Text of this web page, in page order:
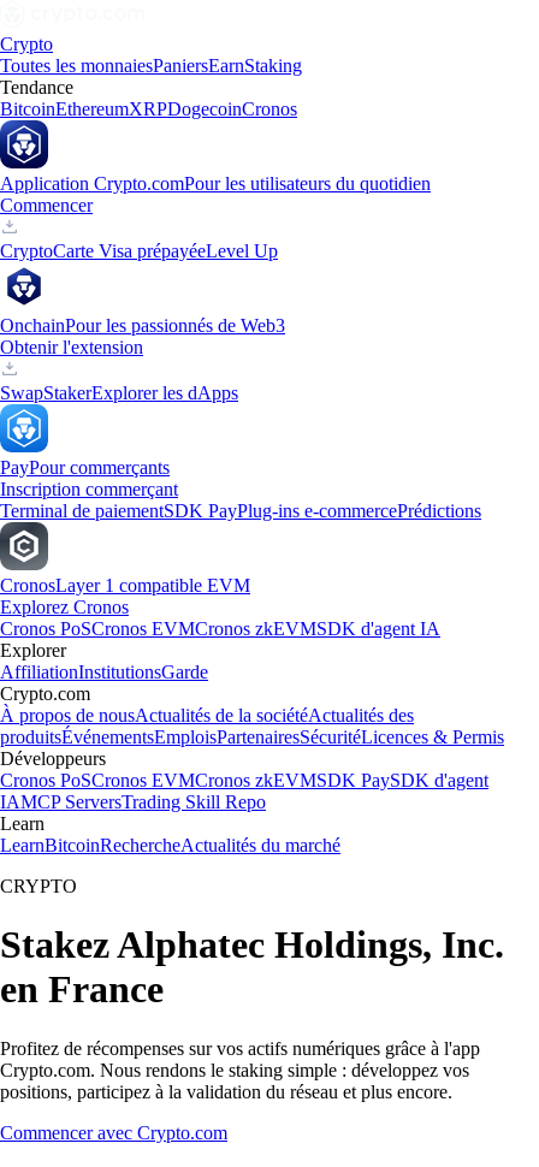
Crypto
Toutes les monnaiesPaniersEarnStaking
Tendance
BitcoinEthereumXRPDogecoinCronos
Application Crypto.comPour les utilisateurs du quotidien
Commencer
CryptoCarte Visa prépayéeLevel Up
OnchainPour les passionnés de Web3
Obtenir l'extension
SwapStakerExplorer les dApps
PayPour commerçants
Inscription commerçant
Terminal de paiementSDK PayPlug-ins e-commercePrédictions
CronosLayer 1 compatible EVM
Explorez Cronos
Cronos PoSCronos EVMCronos zkEVMSDK d'agent IA
Explorer
AffiliationInstitutionsGarde
Crypto.com
À propos de nousActualités de la sociétéActualités des
produitsÉvénementsEmploisPartenairesSécuritéLicences & Permis
Développeurs
Cronos PoSCronos EVMCronos zkEVMSDK PaySDK d'agent
IAMCP ServersTrading Skill Repo
Learn
LearnBitcoinRechercheActualités du marché
CRYPTO
Stakez Alphatec Holdings, Inc.
en France
Profitez de récompenses sur vos actifs numériques grâce à l'app
Crypto.com. Nous rendons le staking simple : développez vos
positions, participez à la validation du réseau et plus encore.
Commencer avec Crypto.com